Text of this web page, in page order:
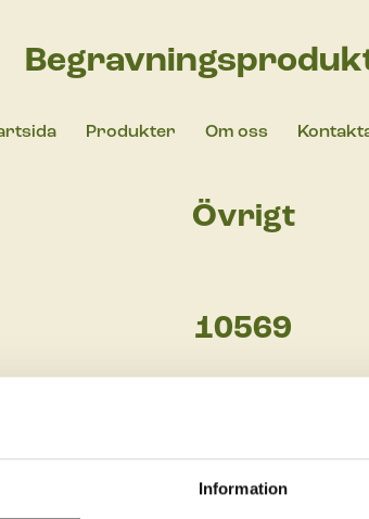
Information
Produkter Om oss
Övrigt
10569